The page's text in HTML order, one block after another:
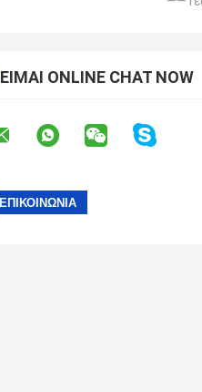
ΕΊΜΑΙ ONLINE CHAT NOW